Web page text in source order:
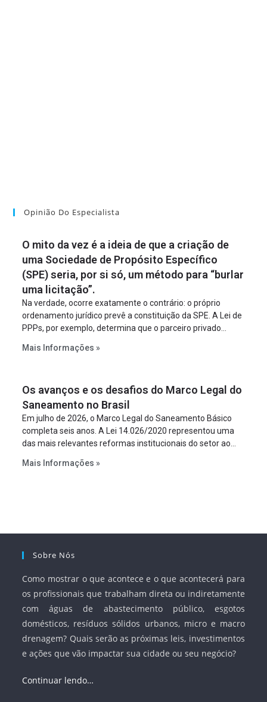
Opinião Do Especialista
O mito da vez é a ideia de que a criação de
uma Sociedade de Propósito Específico
(SPE) seria, por si só, um método para “burlar
uma licitação”.
Na verdade, ocorre exatamente o contrário: o próprio
ordenamento jurídico prevê a constituição da SPE. A Lei de
PPPs, por exemplo, determina que o parceiro privado
empreendimento. Ou seja, a suposta “fraude à licitação” é
projeto a projeto.
Mais Informações »
Os avanços e os desafios do Marco Legal do
Saneamento no Brasil
Em julho de 2026, o Marco Legal do Saneamento Básico
completa seis anos. A Lei 14.026/2020 representou uma
das mais relevantes reformas institucionais do setor ao
serviços, ampliar a participação da iniciativa privada,
Mais Informações »
Sobre Nós
Como mostrar o que acontece e o que acontecerá para
os profissionais que trabalham direta ou indiretamente
com águas de abastecimento público, esgotos
domésticos, resíduos sólidos urbanos, micro e macro
drenagem? Quais serão as próximas leis, investimentos
e ações que vão impactar sua cidade ou seu negócio?
Continuar lendo…